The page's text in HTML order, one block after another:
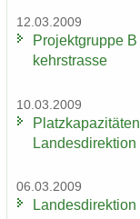
12.03.2009
Pro­jekt­grup­pe
kehrs­tras­se
10.03.2009
06.03.2009